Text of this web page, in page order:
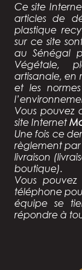
Ce site
articles de
plastique
sur ce site
au Sénégal
Végétale,
artisanale, en
et les
Vous pouvez
site Internet
Une fois ce
règlement
livraison
boutique).
Vous
téléphone
équipe se
répondre à